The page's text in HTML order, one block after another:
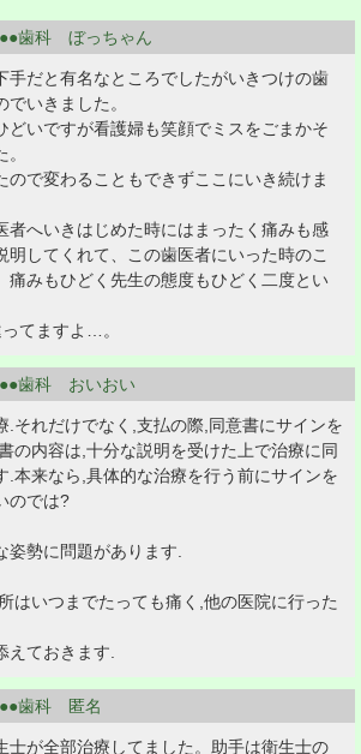
歯科 ぼっちゃん
手だと有名なところでしたがいきつけの歯
いきました。
どいですが看護婦も笑顔でミスをごまかそ
ので変わることもできずここにいき続けま
者へいきはじめた時にはまったく痛みも感
明してくれて、この歯医者にいった時のこ
痛みもひどく先生の態度もひどく二度とい
てますよ…。
歯科 おいおい
.それだけでなく,支払の際,同意書にサインを
の内容は,十分な説明を受けた上で治療に同
.本来なら,具体的な治療を行う前にサインを
のでは?
姿勢に問題があります.
はいつまでたっても痛く,他の医院に行った
えておきます.
歯科 匿名
士が全部治療してました。助手は衛生士の